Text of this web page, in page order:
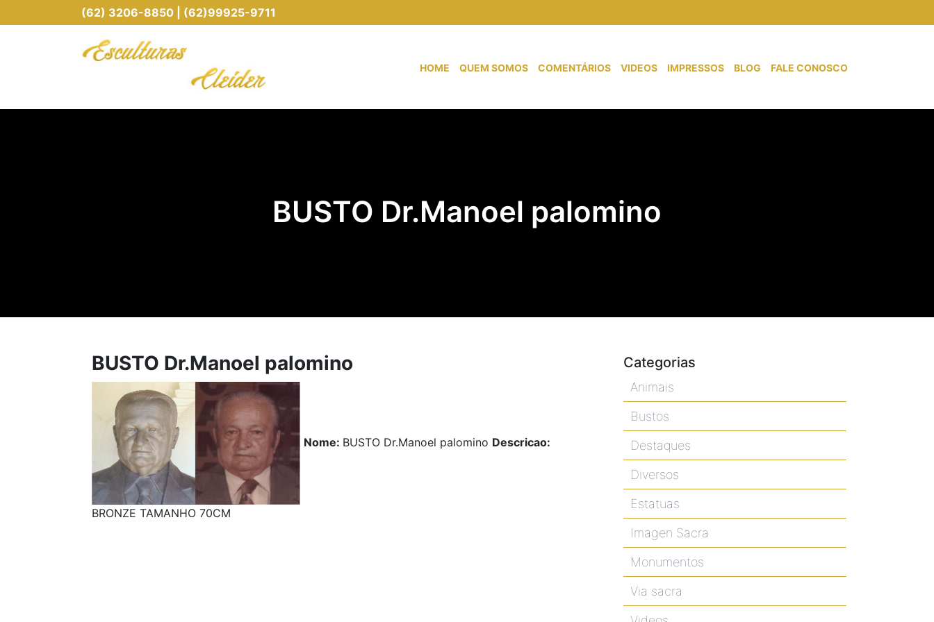
(62) 3206-8850 | (62)99925-9711
HOME QUEM SOMOS COMENTÁRIOS VIDEOS IMPRESSOS BLOG FALE CONOSCO
BUSTO Dr.Manoel palomino
BUSTO Dr.Manoel palomino
Nome: BUSTO Dr.Manoel palomino Descricao:
BRONZE TAMANHO 70CM
Categorias
Animais
Bustos
Destaques
Diversos
Estatuas
Imagen Sacra
Monumentos
Via sacra